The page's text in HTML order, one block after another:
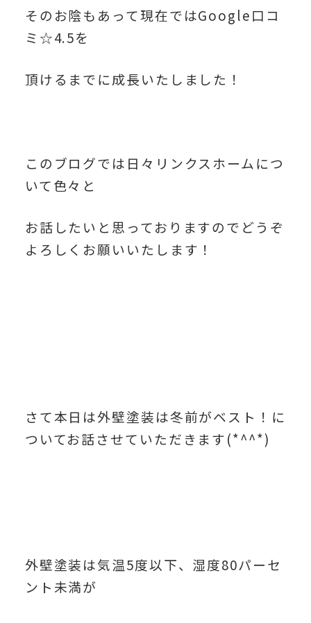
そのお陰もあって現在ではGoogle口コ
ミ☆4.5を
頂けるまでに成長いたしました！
このブログでは日々リンクスホームにつ
いて色々と
お話したいと思っておりますのでどうぞ
よろしくお願いいたします！
さて本日は外壁塗装は冬前がベスト！に
ついてお話させていただきます(*^^*)
外壁塗装は気温5度以下、湿度80パーセ
ント未満が